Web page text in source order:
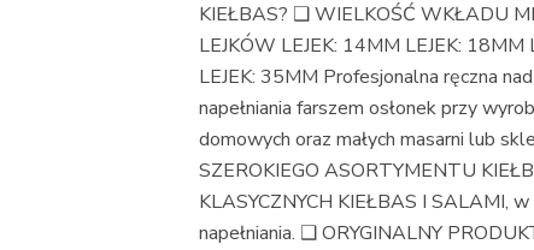
KIEŁBAS? ❑ WIELKOŚĆ WKŁADU
LEJKÓW LEJEK: 14MM LEJEK:
LEJEK: 35MM Profesjonalna ręczna
napełniania farszem osłonek przy
domowych oraz małych masarni lub
SZEROKIEGO ASORTYMENTU
KLASYCZNYCH KIEŁBAS I SALAMI,
napełniania. ❑ ORYGINALNY